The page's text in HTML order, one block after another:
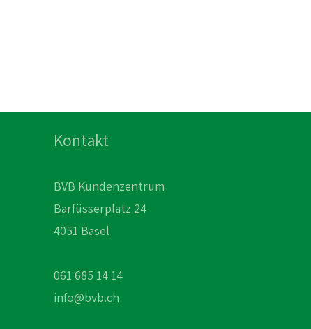
Kontakt
BVB Kundenzentrum
Barfüsserplatz 24
4051 Basel
061 685 14 14
info@bvb.ch